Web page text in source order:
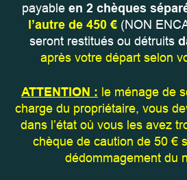
payable en 2 chèques
l’autre de 450 € (NON
seront restitués ou détruits
après votre départ selon
ATTENTION : le ménage de
charge du propriétaire, vous
dans l’état où vous les avez
chèque de caution de 50 €
dédommagement du